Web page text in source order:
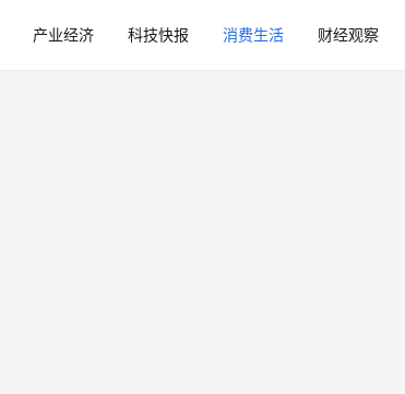
产业经济 科技快报 消费生活 财经观察